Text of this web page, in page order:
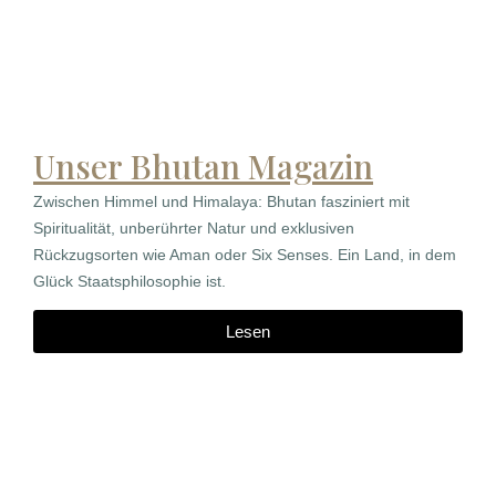
Unser Bhutan Magazin
Zwischen Himmel und Himalaya: Bhutan fasziniert mit
Spiritualität, unberührter Natur und exklusiven
Rückzugsorten wie Aman oder Six Senses. Ein Land, in dem
Glück Staatsphilosophie ist.
Lesen